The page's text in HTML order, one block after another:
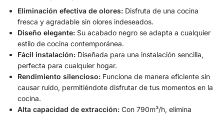
Eliminación efectiva de olores: Disfruta de una cocina
fresca y agradable sin olores indeseados.
Diseño elegante: Su acabado negro se adapta a cualquier
estilo de cocina contemporánea.
Fácil instalación: Diseñada para una instalación sencilla,
perfecta para cualquier hogar.
Rendimiento silencioso: Funciona de manera eficiente sin
causar ruido, permitiéndote disfrutar de tus momentos en la
cocina.
Alta capacidad de extracción: Con 790m³/h, elimina